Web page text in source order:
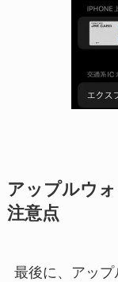
アップルウ
注意点
最後に、アッ